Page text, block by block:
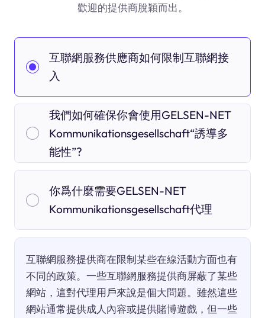
歡迎的提供商脫穎而出。
互聯網服務供應商如何限制互聯網接
入
我們如何確保你會使用GELSEN-NET
Kommunikationsgesellschaft“誘導多
能性”?
你爲什麼需要GELSEN-NET
Kommunikationsgesellschaft代理
互聯網服務提供商在限制某些在線活動方面也有
不同的政策。一些互聯網服務提供商屏蔽了某些
網站，這對代理用戶來說是個大問題。雖然這些
網站通常提供成人內容或提供賭博遊戲，但一些